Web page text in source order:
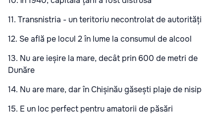
11. Transnistria - un teritoriu necontrolat de autorități
12. Se află pe locul 2 în lume la consumul de alcool
13. Nu are ieșire la mare, decât prin 600 de metri de
Dunăre
14. Nu are mare, dar în Chișinău găsești plaje de nisip
15. E un loc perfect pentru amatorii de păsări